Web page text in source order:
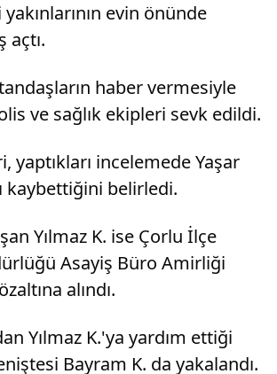
evin önünde
açtı.
haber vermesiyle
ve sağlık ekipleri sevk edildi.
yaptıkları incelemede Yaşar
kaybettiğini belirledi.
Yılmaz K. ise Çorlu İlçe
Asayiş Büro Amirliği
alındı.
Yılmaz K.'ya yardım ettiği
Bayram K. da yakalandı.